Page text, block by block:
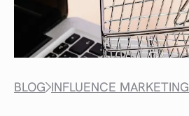
BLOG INFLUENCE MARKETING